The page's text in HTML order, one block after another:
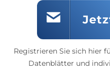
Registrieren Sie sich hier
Datenblätter und